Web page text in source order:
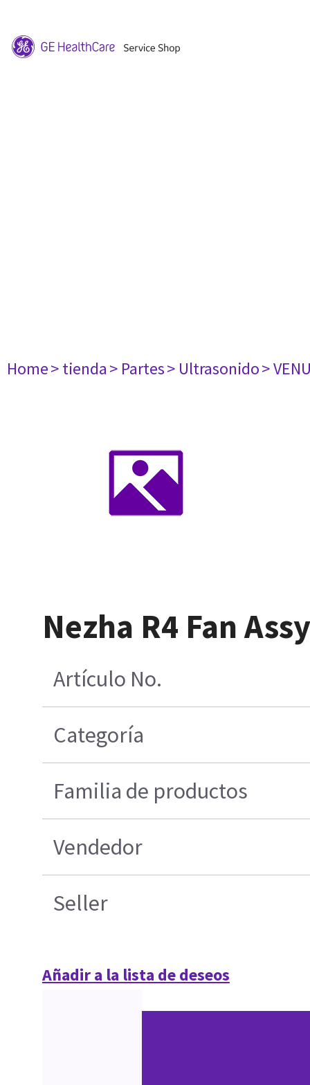
Home> tienda> Partes> Ultrasonido>
Nezha R4 Fan
Artículo No.
Categoría
Familia de productos
Vendedor
Seller
Añadir a la lista de deseos